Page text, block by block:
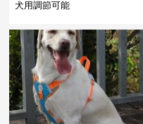
犬用調節可能